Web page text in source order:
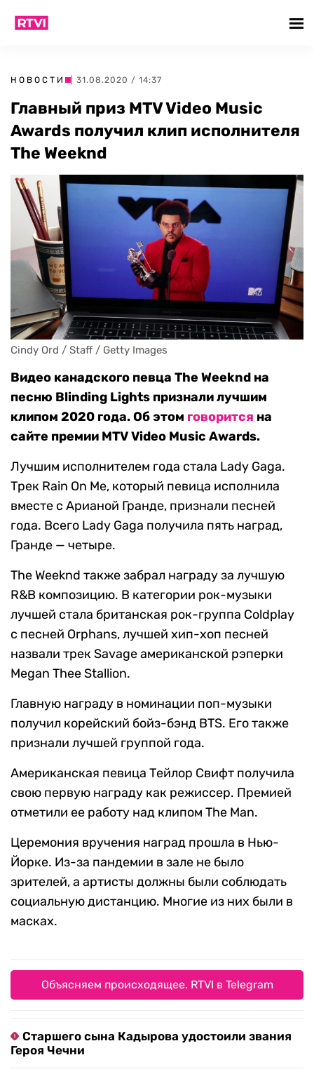
НОВОСТИ | 31.08.2020 / 14:37
Главный приз MTV Video Music
Awards получил клип исполнителя
The Weeknd
Cindy Ord / Staff / Getty Images
Видео канадского певца The Weeknd на
песню Blinding Lights признали лучшим
клипом 2020 года. Об этом говорится на
сайте премии MTV Video Music Awards.
Лучшим исполнителем года стала Lady Gaga.
Трек Rain On Me, который певица исполнила
вместе с Арианой Гранде, признали песней
года. Всего Lady Gaga получила пять наград,
Гранде — четыре.
The Weeknd также забрал награду за лучшую
R&B композицию. В категории рок-музыки
лучшей стала британская рок-группа Coldplay
с песней Orphans, лучшей хип-хоп песней
назвали трек Savage американской рэперки
Megan Thee Stallion.
Главную награду в номинации поп-музыки
получил корейский бойз-бэнд BTS. Его также
признали лучшей группой года.
Американская певица Тейлор Свифт получила
свою первую награду как режиссер. Премией
отметили ее работу над клипом The Man.
Церемония вручения наград прошла в Нью-
Йорке. Из-за пандемии в зале не было
зрителей, а артисты должны были соблюдать
социальную дистанцию. Многие из них были в
масках.
Объясняем происходящее. RTVI в Telegram
Старшего сына Кадырова удостоили звания
Героя Чечни